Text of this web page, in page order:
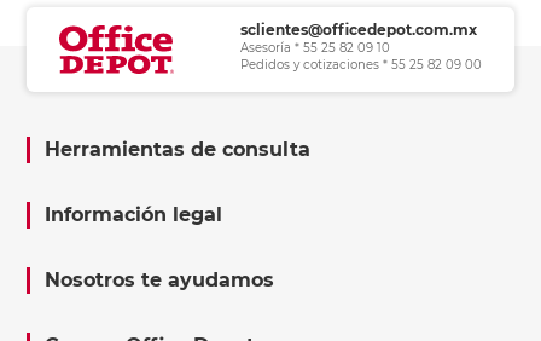
sclientes@officedepot.com.mx
Asesoría * 55 25 82 09 10
Pedidos y cotizaciones * 55 25 82 09 00
Herramientas de consulta
Información legal
Nosotros te ayudamos